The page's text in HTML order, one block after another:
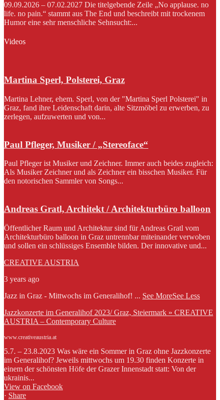
09.09.2026 – 07.02.2027 Die titelgebende Zeile „No applause. no
life. no pain.“ stammt aus The End und beschreibt mit trockenem
Humor eine sehr menschliche Sehnsucht:...
Videos
Martina Sperl, Polsterei, Graz
Martina Lehner, ehem. Sperl, von der "Martina Sperl Polsterei" in
Graz, fand ihre Leidenschaft darin, alte Sitzmöbel zu erwerben, zu
zerlegen, aufzuwerten und von...
Paul Pfleger, Musiker / „Stereoface“
Paul Pfleger ist Musiker und Zeichner. Immer auch beides zugleich:
Als Musiker Zeichner und als Zeichner ein bisschen Musiker. Für
den notorischen Sammler von Songs...
Andreas Gratl, Architekt / Architekturbüro balloon
Öffentlicher Raum und Architektur sind für Andreas Gratl vom
Architekturbüro balloon in Graz untrennbar miteinander verwoben
und sollen ein schlüssiges Ensemble bilden. Der innovative und...
CREATIVE AUSTRIA
3 years ago
Jazz in Graz - Mittwochs im Generalihof! ... See MoreSee Less
Jazzkonzerte im Generalihof 2023/ Graz, Steiermark » CREATIVE
AUSTRIA – Contemporary Culture
www.creativeaustria.at
5.7. – 23.8.2023 Was wäre ein Sommer in Graz ohne Jazzkonzerte
im Generalihof? Jeweils mittwochs um 19.30 finden Konzerte in
einem der schönsten Höfe der Grazer Innenstadt statt: Von der
ukrainis...
View on Facebook
· Share